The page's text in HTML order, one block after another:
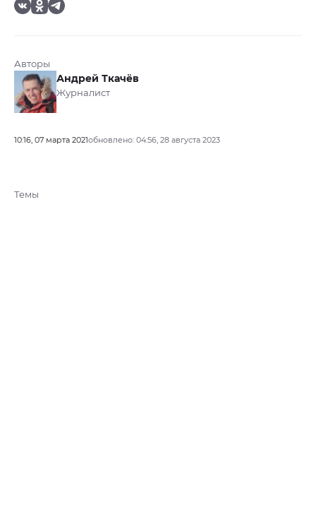
Авторы
Андрей Ткачёв
Журналист
10:16, 07 марта 2021обновлено: 04:56, 28 августа 2023
Темы